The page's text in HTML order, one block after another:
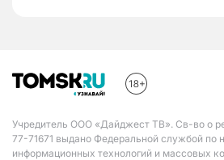
Учредитель ООО «Дайджест ТВ». Св-во о
77-71671 выдано Федеральной службой по
информационных технологий и массовых